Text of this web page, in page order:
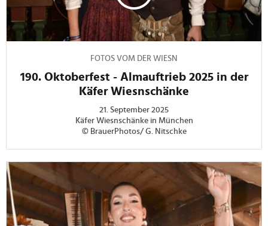
FOTOS VOM DER WIESN
190. Oktoberfest - Almauftrieb 2025 in der
Käfer Wiesnschänke
21. September 2025
Käfer Wiesnschänke in München
© BrauerPhotos/ G. Nitschke